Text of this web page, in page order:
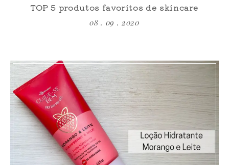
TOP 5 produtos favoritos de skincare
08 . 09 . 2020